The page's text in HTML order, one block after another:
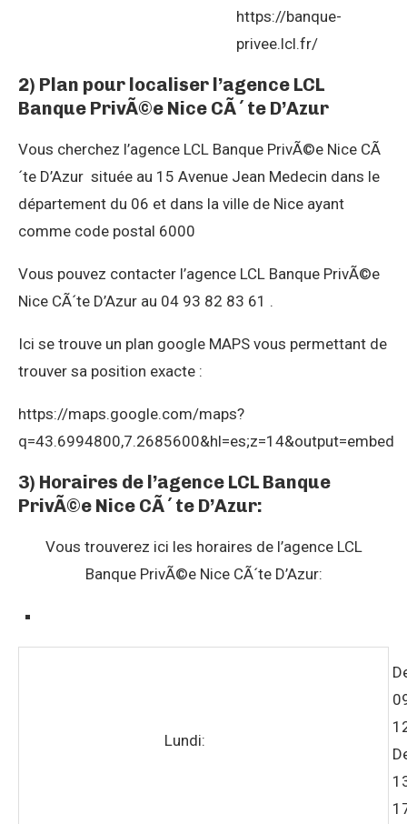
https://banque-
privee.lcl.fr/
2) Plan pour localiser l’agence LCL
Banque PrivÃ©e Nice CÃ´te D’Azur
Vous cherchez l’agence LCL Banque PrivÃ©e Nice CÃ
´te D’Azur située au 15 Avenue Jean Medecin dans le
département du 06 et dans la ville de Nice ayant
comme code postal 6000
Vous pouvez contacter l’agence LCL Banque PrivÃ©e
Nice CÃ´te D’Azur au 04 93 82 83 61 .
Ici se trouve un plan google MAPS vous permettant de
trouver sa position exacte :
https://maps.google.com/maps?
q=43.6994800,7.2685600&hl=es;z=14&output=embed
3) Horaires de l’agence LCL Banque
PrivÃ©e Nice CÃ´te D’Azur:
Vous trouverez ici les horaires de l’agence LCL
Banque PrivÃ©e Nice CÃ´te D’Azur:
Lundi: